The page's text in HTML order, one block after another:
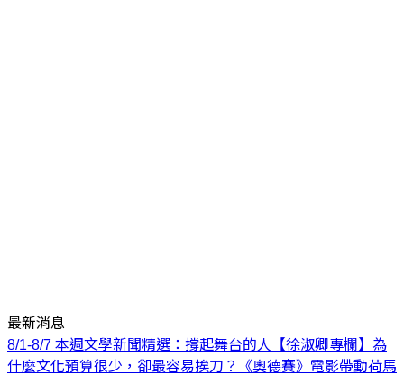
最新消息
8/1-8/7 本週文學新聞精選：撐起舞台的人
【徐淑卿專欄】為
什麼文化預算很少，卻最容易挨刀？
《奧德賽》電影帶動荷馬